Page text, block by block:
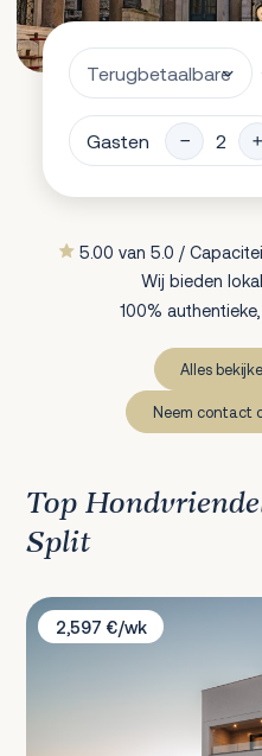
Gasten
5.00 van 5.0 /
Wij bieden
100%
Alles
Neem contact
Top
Split
Villa Liberta
2,597 €/wk